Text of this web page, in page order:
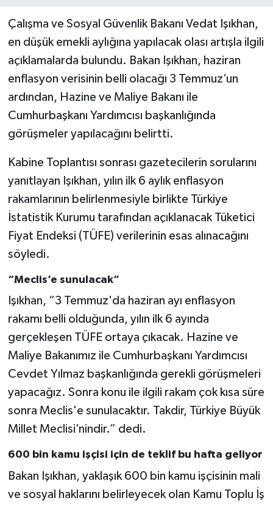
Çalışma ve Sosyal Güvenlik Bakanı Vedat Işıkhan,
en düşük emekli aylığına yapılacak olası artışla ilgili
açıklamalarda bulundu. Bakan Işıkhan, haziran
enflasyon verisinin belli olacağı 3 Temmuz’un
ardından, Hazine ve Maliye Bakanı ile
Cumhurbaşkanı Yardımcısı başkanlığında
görüşmeler yapılacağını belirtti.
Kabine Toplantısı sonrası gazetecilerin sorularını
yanıtlayan Işıkhan, yılın ilk 6 aylık enflasyon
rakamlarının belirlenmesiyle birlikte Türkiye
İstatistik Kurumu tarafından açıklanacak Tüketici
Fiyat Endeksi (TÜFE) verilerinin esas alınacağını
söyledi.
“Meclis’e sunulacak”
Işıkhan, “3 Temmuz'da haziran ayı enflasyon
rakamı belli olduğunda, yılın ilk 6 ayında
gerçekleşen TÜFE ortaya çıkacak. Hazine ve
Maliye Bakanımız ile Cumhurbaşkanı Yardımcısı
Cevdet Yılmaz başkanlığında gerekli görüşmeleri
yapacağız. Sonra konu ile ilgili rakam çok kısa süre
sonra Meclis'e sunulacaktır. Takdir, Türkiye Büyük
Millet Meclisi’nindir.” dedi.
600 bin kamu işçisi için de teklif bu hafta geliyor
Bakan Işıkhan, yaklaşık 600 bin kamu işçisinin mali
ve sosyal haklarını belirleyecek olan Kamu Toplu İş